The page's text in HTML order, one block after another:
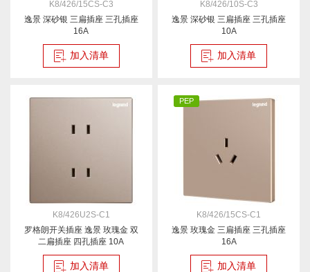
K8/426/15CS-C3
逸景 深砂银 三扁插座 三孔插座
16A
加入清单
K8/426/10S-C3
逸景 深砂银 三扁插座 三孔插座
10A
加入清单
K8/426U2S-C1
罗格朗开关插座 逸景 玫瑰金 双
二扁插座 四孔插座 10A
加入清单
PEP
K8/426/15CS-C1
逸景 玫瑰金 三扁插座 三孔插座
16A
加入清单